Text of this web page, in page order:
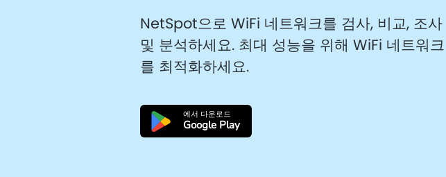
NetSpot으로 WiFi 네트워크를 검사, 비교, 조사
및 분석하세요. 최대 성능을 위해 WiFi 네트워크
를 최적화하세요.
에서 다운로드
Google Play